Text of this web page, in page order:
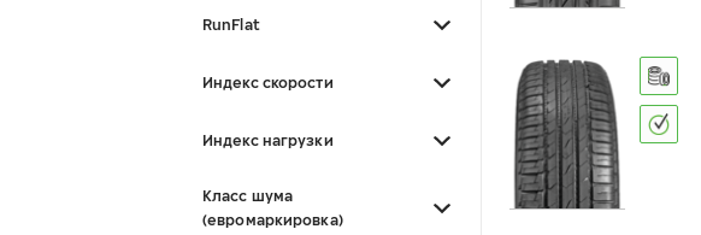
RunFlat
Индекс скорости
Индекс нагрузки
Класс шума
(евромаркировка)